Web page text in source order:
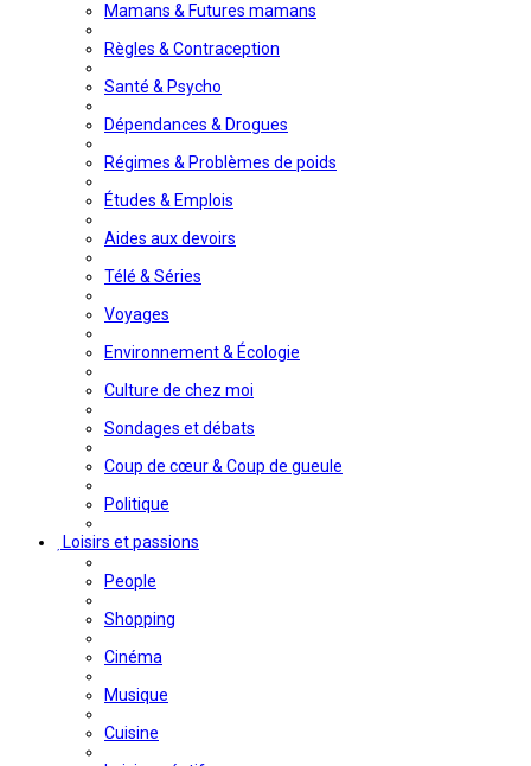
Mamans & Futures mamans
Règles & Contraception
Santé & Psycho
Dépendances & Drogues
Régimes & Problèmes de poids
Études & Emplois
Aides aux devoirs
Télé & Séries
Voyages
Environnement & Écologie
Culture de chez moi
Sondages et débats
Coup de cœur & Coup de gueule
Politique
Loisirs et passions
People
Shopping
Cinéma
Musique
Cuisine